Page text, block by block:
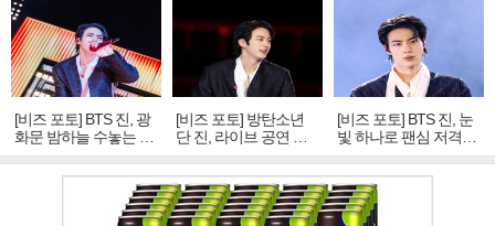
[비즈 포토] BTS 진, 광
화문 밤하늘 수놓는 '비
주얼 킹'의 열창
[비즈 포토] 방탄소년
단 진, 라이브 공연 중
빛나는 독보적 아우라
[비즈 포토] BTS 진, 눈
빛 하나로 팬심 저격…
독보적 카리스마